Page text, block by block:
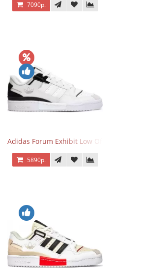
7090р.
Adidas Forum Exhibit Low Off White Black
5890р.